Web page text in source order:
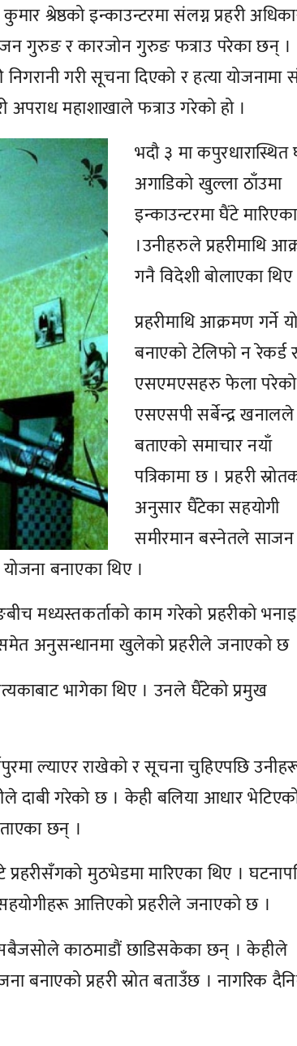
श्रेष्ठको इन्काउन्टरमा संलग्न प्रहरी
गुरुङ र कारजोन गुरुङ फत्राउ परेका छन् ।
गरी सूचना दिएको र हत्या योजनामा
अपराध महाशाखाले फत्राउ गरेको हो ।
भदौ ३ मा कपुरधारास्थित
अगाडिको खुल्ला ठाँउमा
इन्काउन्टरमा घैंटे
।उनीहरुले प्रहरीमाथि
गनै विदेशी बोलाएका थिए
प्रहरीमाथि आक्रमण गर्ने
बनाएको टेलिफो न रेकर्ड
एसएमएसहरु फेला परेको
एसएसपी सर्बेन्द्र खनालले
बताएको समाचार नयाँ
पत्रिकामा छ । प्रहरी
अनुसार घैँटेका सहयोगी
समीरमान बस्नेतले साजन
बनाएका थिए ।
मध्यस्तकर्ताको काम गरेको प्रहरीको
अनुसन्धानमा खुलेको प्रहरीले जनाएको छ
भागेका थिए । उनले घैँटेको प्रमुख
ल्याएर राखेको र सूचना चुहिएपछि
दाबी गरेको छ । केही बलिया आधार
छन् ।
मुठभेडमा मारिएका थिए ।
आत्तिएको प्रहरीले जनाएको छ ।
काठमाडौं छाडिसकेका छन् । केहीले
बनाएको प्रहरी स्रोत बताउँछ । नागरिक